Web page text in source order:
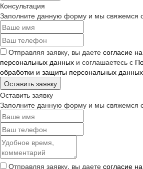
Консультация
Заполните данную форму и мы свяжемся
Отправляя заявку, вы даете согласие
персональных данных и соглашаетесь с
обработки и защиты персональных данных
Оставить заявку
Оставить заявку
Заполните данную форму и мы свяжемся
Отправляя заявку, вы даете согласие